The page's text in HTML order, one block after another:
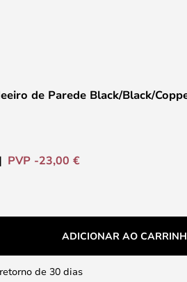
de Parede Black/Black/
PVP -23,00 €
ADICIONAR AO
de 30 dias